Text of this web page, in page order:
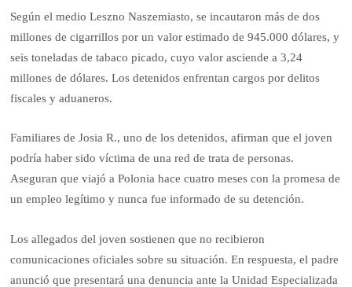
Según el medio Leszno Naszemiasto, se incautaron más de dos
millones de cigarrillos por un valor estimado de 945.000 dólares, y
seis toneladas de tabaco picado, cuyo valor asciende a 3,24
millones de dólares. Los detenidos enfrentan cargos por delitos
fiscales y aduaneros.
Familiares de Josia R., uno de los detenidos, afirman que el joven
podría haber sido víctima de una red de trata de personas.
Aseguran que viajó a Polonia hace cuatro meses con la promesa de
un empleo legítimo y nunca fue informado de su detención.
Los allegados del joven sostienen que no recibieron
comunicaciones oficiales sobre su situación. En respuesta, el padre
anunció que presentará una denuncia ante la Unidad Especializada